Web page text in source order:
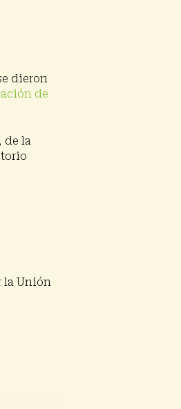
dieron
de
de la
la Unión